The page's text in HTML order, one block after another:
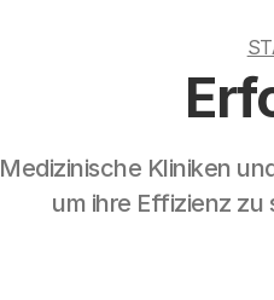
Medizinische Kliniken
um ihre Effizienz